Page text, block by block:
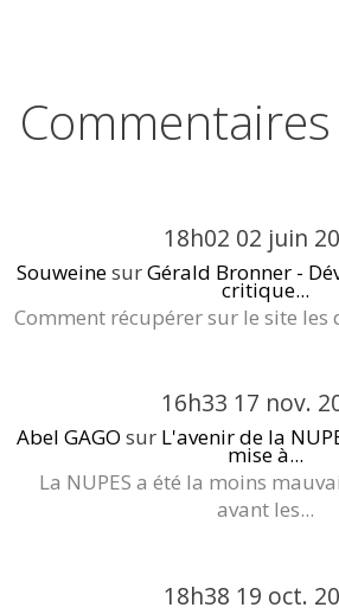
18h02 02 juin
SouweinesurGérald Bronner -
critique...
Comment récupérer sur le site les
16h33 17 nov.
Abel GAGO sur L'avenir de la
mise à...
La NUPES a été la moins
avant les...
18h38 19 oct.